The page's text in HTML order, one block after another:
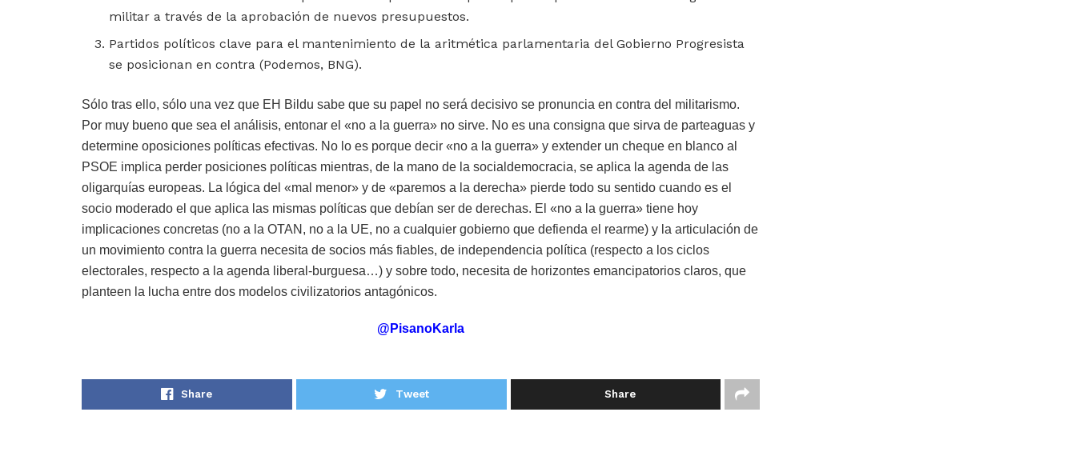
militar a través de la aprobación de nuevos presupuestos.
Partidos políticos clave para el mantenimiento de la aritmética parlamentaria del Gobierno Progresista
se posicionan en contra (Podemos, BNG).
Sólo tras ello, sólo una vez que EH Bildu sabe que su papel no será decisivo se pronuncia en contra del militarismo.
Por muy bueno que sea el análisis, entonar el «no a la guerra» no sirve. No es una consigna que sirva de parteaguas y
determine oposiciones políticas efectivas. No lo es porque decir «no a la guerra» y extender un cheque en blanco al
PSOE implica perder posiciones políticas mientras, de la mano de la socialdemocracia, se aplica la agenda de las
oligarquías europeas. La lógica del «mal menor» y de «paremos a la derecha» pierde todo su sentido cuando es el
socio moderado el que aplica las mismas políticas que debían ser de derechas. El «no a la guerra» tiene hoy
implicaciones concretas (no a la OTAN, no a la UE, no a cualquier gobierno que defienda el rearme) y la articulación de
un movimiento contra la guerra necesita de socios más fiables, de independencia política (respecto a los ciclos
electorales, respecto a la agenda liberal-burguesa…) y sobre todo, necesita de horizontes emancipatorios claros, que
planteen la lucha entre dos modelos civilizatorios antagónicos.
@PisanoKarla
Share Tweet Share